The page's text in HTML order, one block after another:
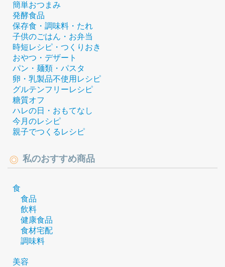
簡単おつまみ
発酵食品
保存食・調味料・たれ
子供のごはん・お弁当
時短レシピ・つくりおき
おやつ・デザート
パン・麺類・パスタ
卵・乳製品不使用レシピ
グルテンフリーレシピ
糖質オフ
ハレの日・おもてなし
今月のレシピ
親子でつくるレシピ
私のおすすめ商品
食
食品
飲料
健康食品
食材宅配
調味料
美容